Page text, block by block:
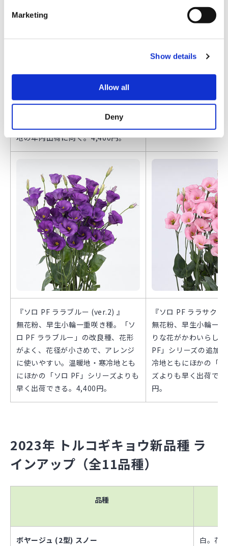
Marketing
Show details
Allow all
Deny
中生大輪セミフリル八重咲き種。従
来の同系色品種と比べ枝が硬く、花
弁の質が向上、高温期の定植でもチ
ップバーンの発生が少なく、生育が
地の年内出荷に向く。4,400円。
晩生中輪八重咲き種
力に優れ、純白で花
開花でも枚数をとり
『ソロ PF ララブルー (ver.2) 』
無花粉、早生小輪一重咲き種。「ソ
ロ PF ララブルー」の改良種、花形
がよく、花径が小さめで、アレンジ
に使いやすい。温暖地・寒冷地とも
にほかの「ソロ PF」シリーズよりも
早く出荷できる。4,400円。
『ソロ PF ララサクラ
無花粉、早生小輪一
りな花がかわいらし
PF」シリーズの追加
冷地ともにほかの「
ズよりも早く出荷で
円。
2023年 トルコギキョウ新品種 ラ
インアップ（全11品種）
品種
ボヤージュ (2型) スノー 白。花